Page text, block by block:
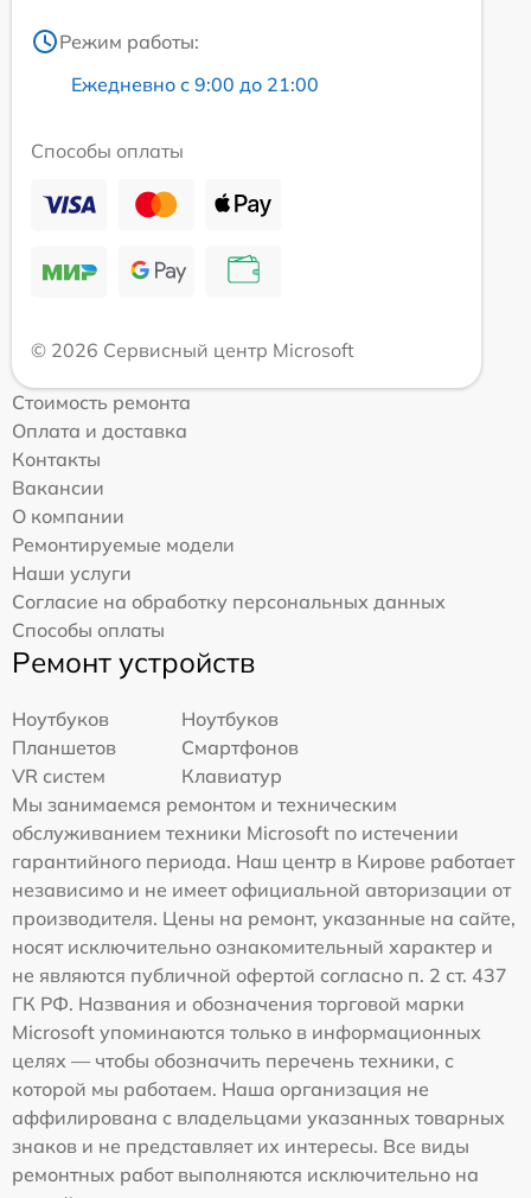
Режим работы:
Ежедневно с 9:00 до 21:00
Способы оплаты
© 2026 Сервисный центр Microsoft
Стоимость ремонта
Оплата и доставка
Контакты
Вакансии
О компании
Ремонтируемые модели
Наши услуги
Согласие на обработку персональных данных
Способы оплаты
Ремонт устройств
Ноутбуков
Ноутбуков
Планшетов
Смартфонов
VR систем
Клавиатур
Мы занимаемся ремонтом и техническим
обслуживанием техники Microsoft по истечении
гарантийного периода. Наш центр в Кирове работает
независимо и не имеет официальной авторизации от
производителя. Цены на ремонт, указанные на сайте,
носят исключительно ознакомительный характер и
не являются публичной офертой согласно п. 2 ст. 437
ГК РФ. Названия и обозначения торговой марки
Microsoft упоминаются только в информационных
целях — чтобы обозначить перечень техники, с
которой мы работаем. Наша организация не
аффилирована с владельцами указанных товарных
знаков и не представляет их интересы. Все виды
ремонтных работ выполняются исключительно на